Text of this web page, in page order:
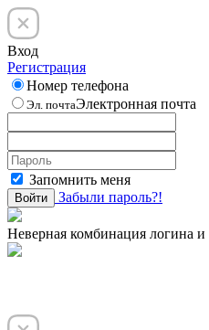
Вход
Регистрация
Номер телефона
Эл. почтаЭлектронная почта
Запомнить меня
Войти Забыли пароль?!
Неверная комбинация логина и